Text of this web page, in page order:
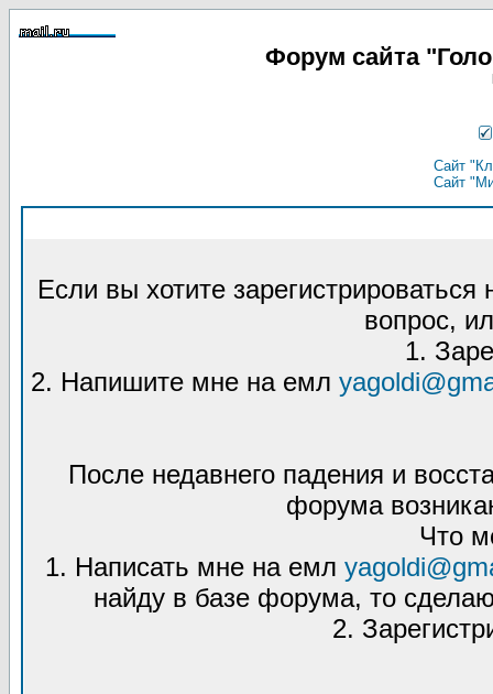
Форум сайта
Сайт
Сайт
Если вы хотите
вопрос,
1.
2. Напишите мне на емл
После недавнего падения и
форума
Что
1. Написать мне на емл
найду в базе форума, то
2.